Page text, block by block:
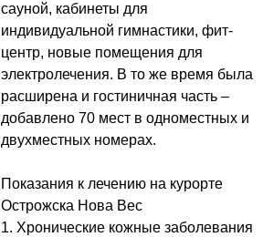
сауной, кабинеты для
индивидуальной гимнастики, фит-
центр, новые помещения для
электролечения. В то же время была
расширена и гостиничная часть –
добавлено 70 мест в одноместных и
двухместных номерах.
Показания к лечению на курорте
Острожска Нова Вес
1. Хронические кожные заболевания